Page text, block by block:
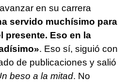
en su carrera
servido muchísimo para
presente. Eso en la
. Eso sí, siguió con
de publicaciones y salió
beso a la mitad. No